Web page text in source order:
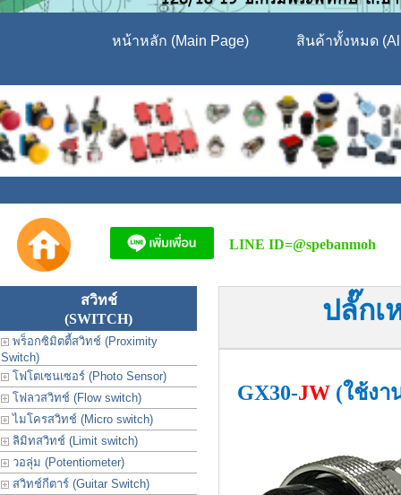
หน้าหลัก (Main Page) สินค้าทั้งหมด
LINE ID=@spebanmoh
สวิทช์
(SWITCH)
พร็อกซิมิตตี้สวิทช์ (Proximity
Switch)
โฟโตเซนเซอร์ (Photo Sensor)
โฟลวสวิทช์ (Flow switch)
ไมโครสวิทช์ (Micro switch)
ลิมิทสวิทช์ (Limit switch)
วอลุ่ม (Potentiometer)
สวิทช์กีตาร์ (Guitar Switch)
ปลั๊กเ
GX30-JW (ใช้ง